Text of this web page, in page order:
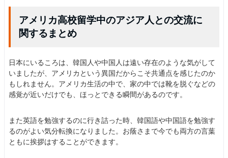
アメリカ高校留学中のアジア人との交流に
関するまとめ
日本にいるころは、韓国人や中国人は遠い存在のような気がして
いましたが、アメリカという異国だからこそ共通点を感じたのか
もしれません。アメリカ生活の中で、家の中では靴を脱ぐなどの
感覚が近いだけでも、ほっとできる瞬間があるのです。
また英語を勉強するのに行き詰った時、韓国語や中国語を勉強す
るのがよい気分転換になりました。お蔭さまで今でも両方の言葉
ともに挨拶はすることができます。